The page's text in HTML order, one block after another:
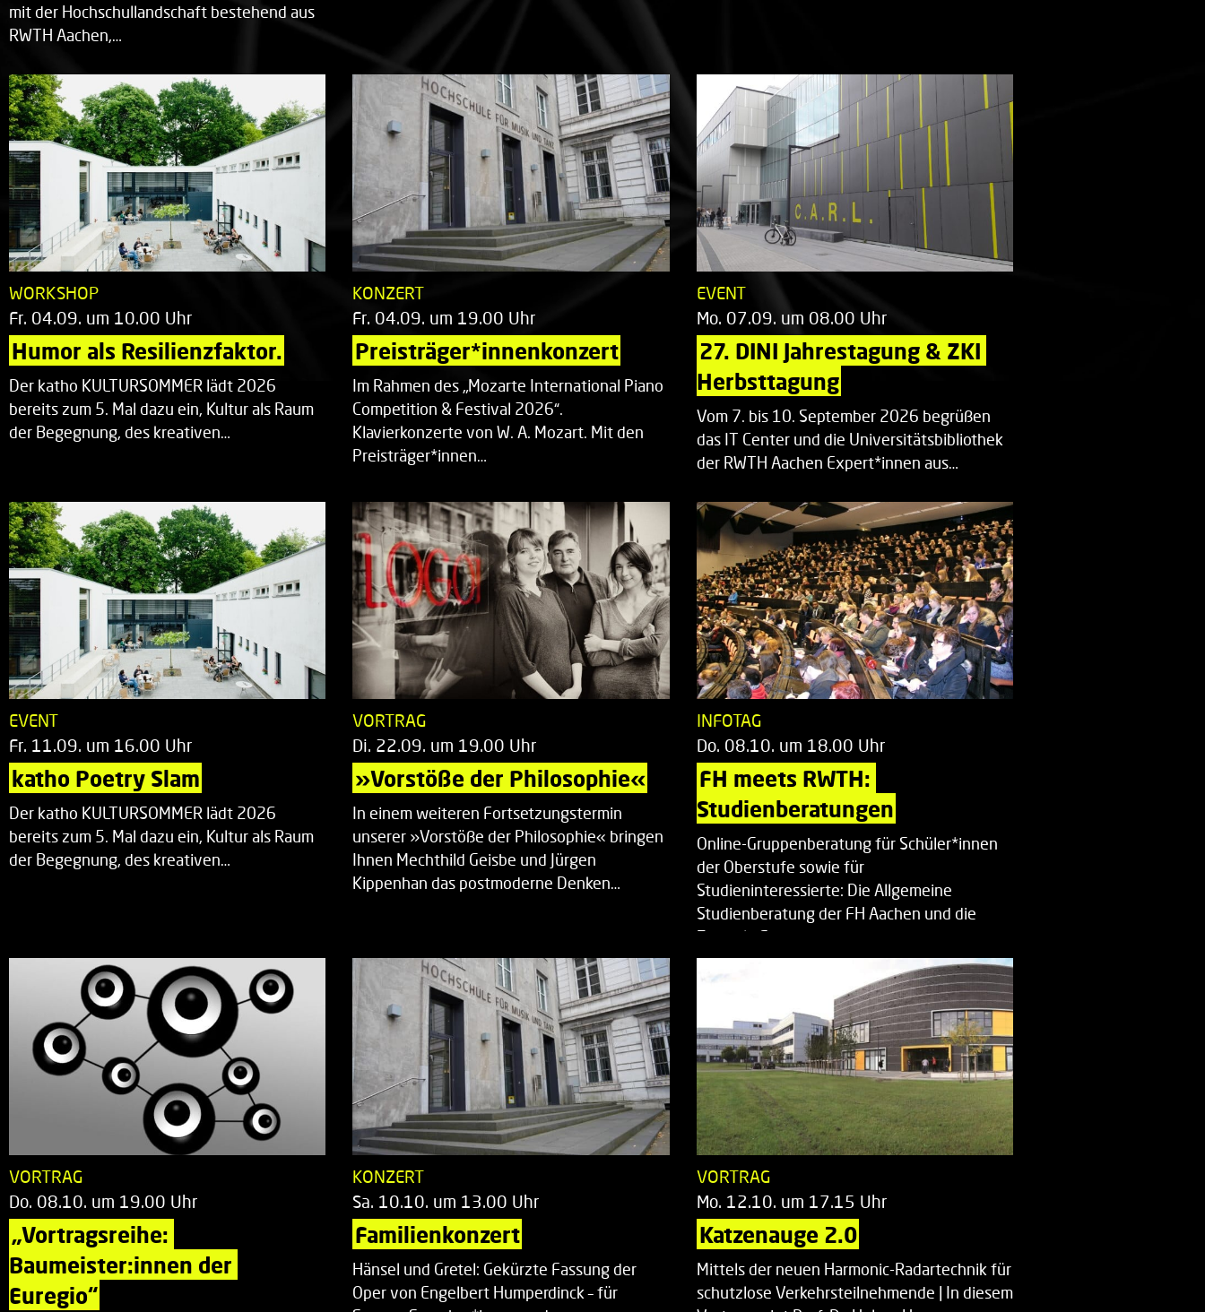
mit der Hochschullandschaft bestehend aus
RWTH Aachen,…
WORKSHOP
Fr. 04.09. um 10.00 Uhr
Humor als Resilienzfaktor.
Der katho KULTURSOMMER lädt 2026
bereits zum 5. Mal dazu ein, Kultur als Raum
der Begegnung, des kreativen…
KONZERT
Fr. 04.09. um 19.00 Uhr
Preisträger*innenkonzert
Im Rahmen des „Mozarte International Piano
Competition & Festival 2026“.
Klavierkonzerte von W. A. Mozart. Mit den
Preisträger*innen…
EVENT
Mo. 07.09. um 08.00 Uhr
27. DINI Jahrestagung & ZKI
Herbsttagung
Vom 7. bis 10. September 2026 begrüßen
das IT Center und die Universitätsbibliothek
der RWTH Aachen Expert*innen aus…
EVENT
Fr. 11.09. um 16.00 Uhr
katho Poetry Slam
Der katho KULTURSOMMER lädt 2026
bereits zum 5. Mal dazu ein, Kultur als Raum
der Begegnung, des kreativen…
VORTRAG
Di. 22.09. um 19.00 Uhr
»Vorstöße der Philosophie«
In einem weiteren Fortsetzungstermin
unserer »Vorstöße der Philosophie« bringen
Ihnen Mechthild Geisbe und Jürgen
Kippenhan das postmoderne Denken…
INFOTAG
Do. 08.10. um 18.00 Uhr
FH meets RWTH:
Studienberatungen
Online-Gruppenberatung für Schüler*innen
der Oberstufe sowie für
Studieninteressierte: Die Allgemeine
Studienberatung der FH Aachen und die
Zentrale Studienberatung…
VORTRAG
Do. 08.10. um 19.00 Uhr
„Vortragsreihe:
Baumeister:innen der
Euregio“
KONZERT
Sa. 10.10. um 13.00 Uhr
Familienkonzert
Hänsel und Gretel: Gekürzte Fassung der
Oper von Engelbert Humperdinck – für
VORTRAG
Mo. 12.10. um 17.15 Uhr
Katzenauge 2.0
Mittels der neuen Harmonic-Radartechnik für
schutzlose Verkehrsteilnehmende | In diesem